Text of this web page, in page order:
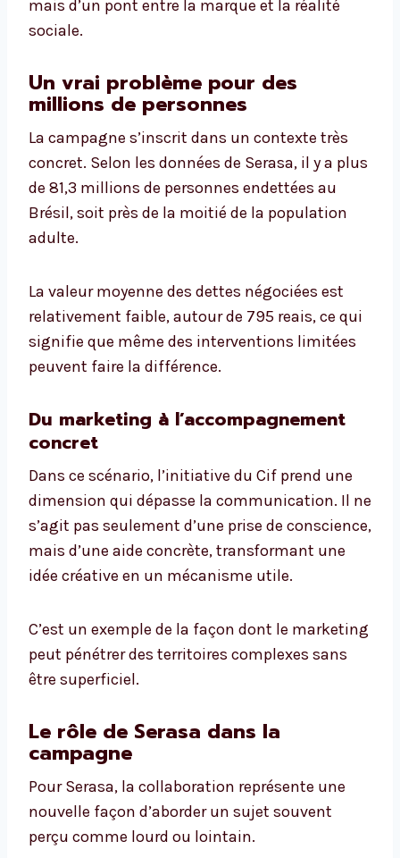
mais d’un pont entre la marque et la réalité
sociale.
Un vrai problème pour des
millions de personnes
La campagne s’inscrit dans un contexte très
concret. Selon les données de Serasa, il y a plus
de 81,3 millions de personnes endettées au
Brésil, soit près de la moitié de la population
adulte.
La valeur moyenne des dettes négociées est
relativement faible, autour de 795 reais, ce qui
signifie que même des interventions limitées
peuvent faire la différence.
Du marketing à l’accompagnement
concret
Dans ce scénario, l’initiative du Cif prend une
dimension qui dépasse la communication. Il ne
s’agit pas seulement d’une prise de conscience,
mais d’une aide concrète, transformant une
idée créative en un mécanisme utile.
C’est un exemple de la façon dont le marketing
peut pénétrer des territoires complexes sans
être superficiel.
Le rôle de Serasa dans la
campagne
Pour Serasa, la collaboration représente une
nouvelle façon d’aborder un sujet souvent
perçu comme lourd ou lointain.